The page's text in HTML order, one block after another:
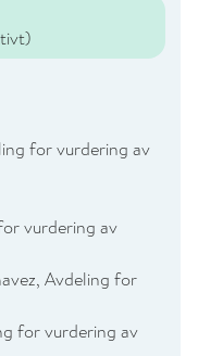
for vurdering av
vurdering av
Avdeling for
for vurdering av